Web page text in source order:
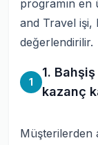
programın en
and Travel işi,
değerlendirilir.
1
1.
kazanç
Müşterilerden